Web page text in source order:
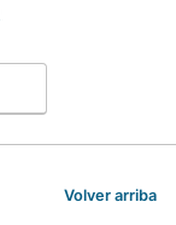
Volver arriba